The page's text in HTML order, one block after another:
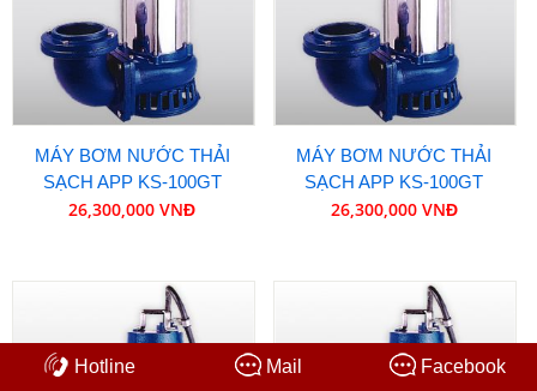
Hotline Mail Facebook
MÁY BƠM NƯỚC THẢI
SẠCH APP KS-100GT
26,300,000 VNĐ
MÁY BƠM NƯỚC THẢI
SẠCH APP KS-100GT
26,300,000 VNĐ